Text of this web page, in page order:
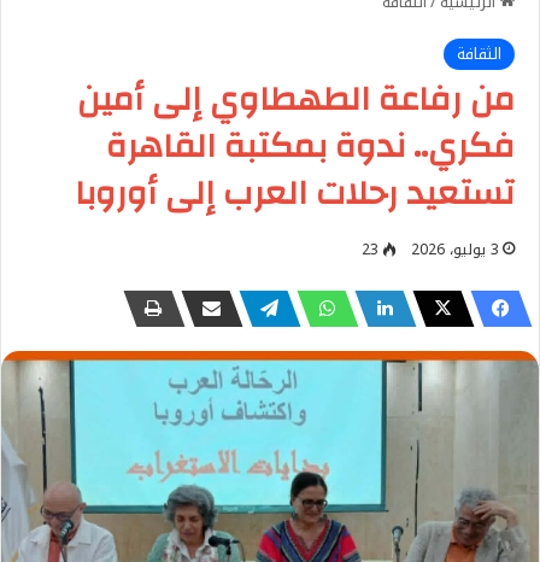
الثقافة
من رفاعة الطهطاوي إلى أمين
فكري.. ندوة بمكتبة القاهرة
تستعيد رحلات العرب إلى أوروبا
3 يوليو، 2026 23